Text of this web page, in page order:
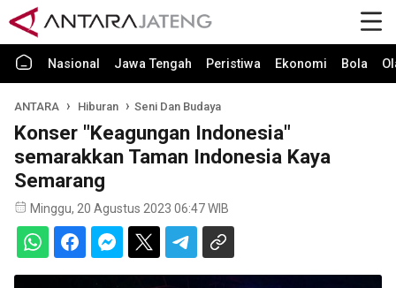
Nasional Jawa Tengah Peristiwa Ekonomi Bola
ANTARA Hiburan Seni Dan Budaya
Konser "Keagungan Indonesia"
semarakkan Taman Indonesia Kaya
Semarang
Minggu, 20 Agustus 2023 06:47 WIB